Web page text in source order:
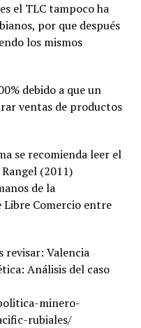
el TLC tampoco ha
por que después
los mismos
debido a que un
ventas de productos
se recomienda leer el
(2011)
de la
Comercio entre
revisar: Valencia
Análisis del caso
minero-
rubiales/